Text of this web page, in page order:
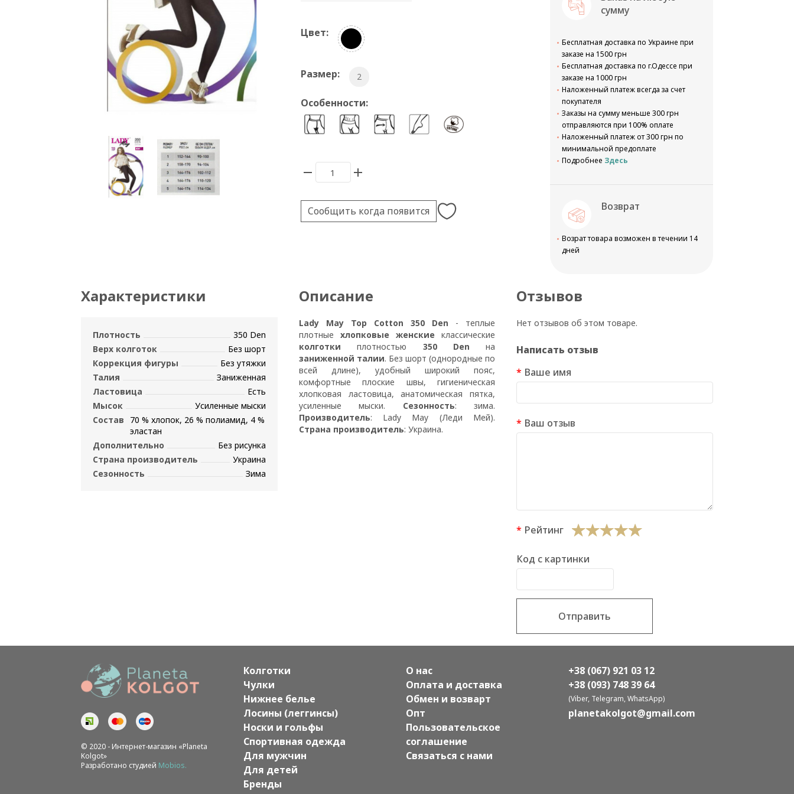
Цвет:
Размер: 2
Особенности:
Сообщить когда появится
сумму
Бесплатная доставка по Украине при
заказе на 1500 грн
Бесплатная доставка по г.Одессе при
заказе на 1000 грн
Наложенный платеж всегда за счет
покупателя
Заказы на сумму меньше 300 грн
отправляются при 100% оплате
Наложенный платеж от 300 грн по
минимальной предоплате
Подробнее Здесь
Возврат
Возрат товара возможен в течении 14
дней
Характеристики
Плотность
350 Den
Верх колготок
Без шорт
Коррекция фигуры
Без утяжки
Талия
Заниженная
Ластовица
Есть
Мысок
Усиленные мыски
Состав
70 % хлопок, 26 % полиамид, 4 %
эластан
Дополнительно
Без рисунка
Страна производитель
Украина
Сезонность
Зима
Описание
Lady May Top Cotton 350 Den - теплые
плотные хлопковые женские классические
колготкиплотностью 350 Denна
заниженной талии. Без шорт (однородные по
всей длине), удобный широкий пояс,
комфортные плоские швы, гигиеническая
хлопковая ластовица, анатомическая пятка,
усиленные мыски. Сезонность: зима.
Производитель: Lady May (Леди Мей).
Страна производитель: Украина.
Отзывов
Нет отзывов об этом товаре.
Написать отзыв
Ваше имя
Ваш отзыв
Рейтинг
Код с картинки
Отправить
© 2020 - Интернет-магазин «Planeta
Kolgot»
Разработано студией Mobios.
Колготки
Чулки
Нижнее белье
Лосины (леггинсы)
Носки и гольфы
Спортивная одежда
Для мужчин
Для детей
Бренды
О нас
Оплата и доставка
Обмен и возварт
Опт
Пользовательское
соглашение
Связаться с нами
+38 (067) 921 03 12
+38 (093) 748 39 64
(Viber, Telegram, WhatsApp)
planetakolgot@gmail.com